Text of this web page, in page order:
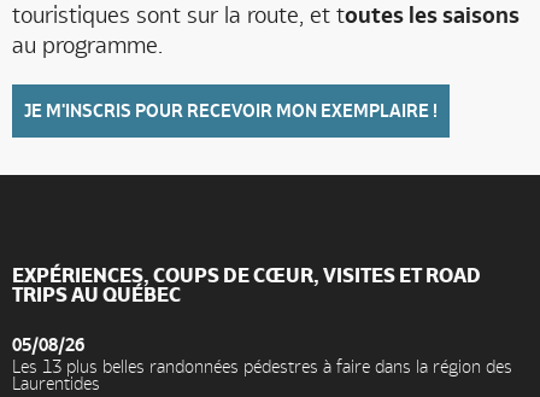
touristiques sont sur la route, et toutes les saisons
au programme.
JE M'INSCRIS POUR RECEVOIR MON EXEMPLAIRE !
EXPÉRIENCES, COUPS DE CŒUR, VISITES ET ROAD
TRIPS AU QUÉBEC
05/08/26
Les 13 plus belles randonnées pédestres à faire dans la région des
Laurentides